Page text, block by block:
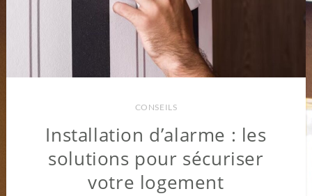
CONSEILS
Installation d’alarme : les
solutions pour sécuriser
votre logement